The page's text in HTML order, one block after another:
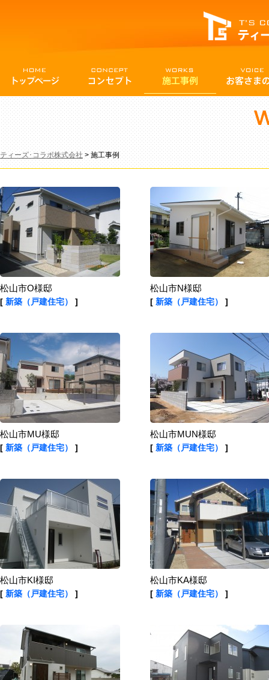
ティーズ･コラボ株式会社>施工事例
松山市O様邸
[ 新築（戸建住宅） ]
松山市N様邸
[ 新築（戸建住宅） ]
松山市MU様邸
[ 新築（戸建住宅） ]
松山市MUN様邸
[ 新築（戸建住宅） ]
松山市KI様邸
[ 新築（戸建住宅） ]
松山市KA様邸
[ 新築（戸建住宅） ]